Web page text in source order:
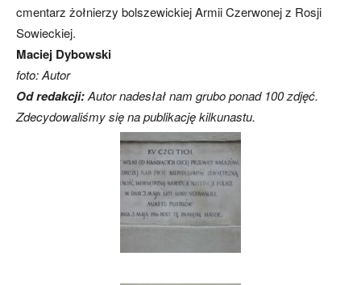
cmentarz żołnierzy bolszewickiej Armii Czerwonej z Rosji
Sowieckiej.
Maciej Dybowski
foto: Autor
Od redakcji:Autor nadesłał nam grubo ponad 100 zdjęć.
Zdecydowaliśmy się na publikację kilkunastu.